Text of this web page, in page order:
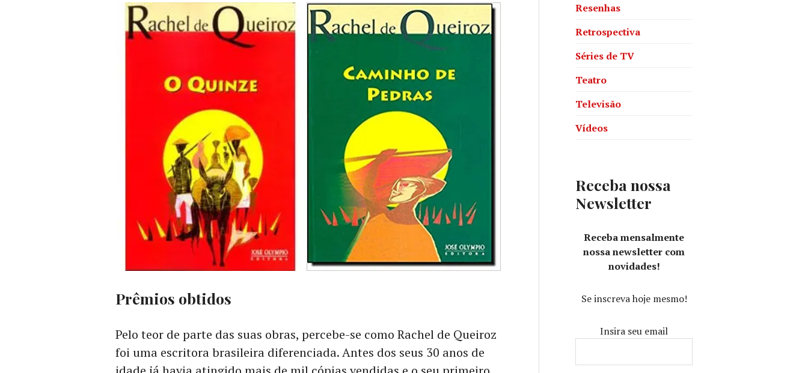
Prêmios obtidos
Pelo teor de parte das suas obras, percebe-se como Rachel de Queiroz
foi uma escritora brasileira diferenciada. Antes dos seus 30 anos de
Resenhas
Retrospectiva
Séries de TV
Teatro
Televisão
Vídeos
Receba nossa
Newsletter
Receba mensalmente
nossa newsletter com
novidades!
Se inscreva hoje mesmo!
Insira seu email